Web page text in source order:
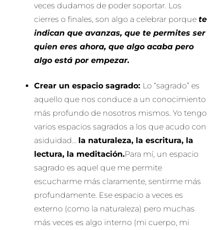
veces dudamos de poder soportar. Los
cierres o finales, son algo a celebrar porquete
indican que avanzas, que te permites ser
quien eres ahora, que algo acaba pero
algo está por empezar.
Crear un espacio sagrado: Lo “sagrado” es
aquello que nos conduce a un conocimiento
más profundo de nosotros mismos. Yo tengo
varios espacios sagrados a los que acudo con
asiduidad… la naturaleza, la escritura, la
lectura, la meditación.Para mí, un espacio
sagrado es aquel que me permite
escucharme más claramente, sentirme más
profundamente. Ese espacio a veces es
externo (como la naturaleza) pero muchas
más veces es algo interno (mi cuerpo, mi